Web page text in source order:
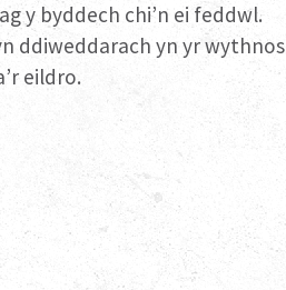
y byddech chi’n ei feddwl.
ddiweddarach yn yr wythnos
eildro.